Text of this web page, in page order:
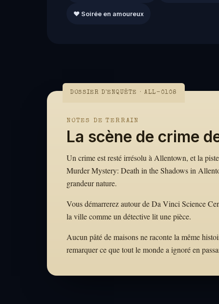
❤️ Soirée en amoureux
DOSSIER D'ENQUÊTE · ALL-0108
NOTES DE TERRAIN
La scène de crime
Un crime est resté irrésolu à Allentown, et la
Murder Mystery: Death in the Shadows in
grandeur nature.
Vous démarrerez autour de Da Vinci Science
la ville comme un détective lit une pièce.
Aucun pâté de maisons ne raconte la même
remarquer ce que tout le monde a ignoré en